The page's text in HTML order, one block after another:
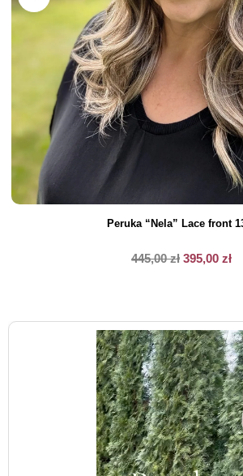
Peruka “Nela” Lace front
445,00zł 395,00 zł